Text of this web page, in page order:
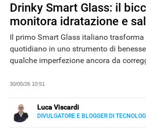
Drinky Smart Glass: il
monitora idratazione e
Il primo Smart Glass italiano trasforma
quotidiano in uno strumento di
qualche imperfezione ancora da
30/05/26 10:51
Luca Viscardi
DIVULGATORE E BLOGGER DI